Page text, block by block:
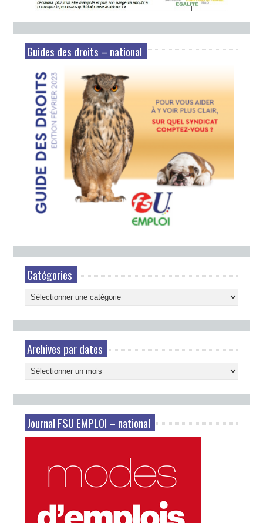
Guides des droits – national
Catégories
Catégories
Archives par dates
Archives
par
dates
Journal FSU EMPLOI – national